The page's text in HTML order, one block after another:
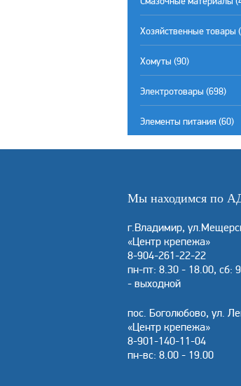
Хозяйственные товары
Хомуты (90)
Электротовары (698)
Элементы питания (60)
Мы находимся по
г.Владимир,
«Центр крепежа»
8-904-261-22-22
пн-пт: 8.30 - 18.00, сб:
- выходной
пос. Боголюбово, ул.
«Центр крепежа»
8-901-140-11-04
пн-вс: 8.00 - 19.00